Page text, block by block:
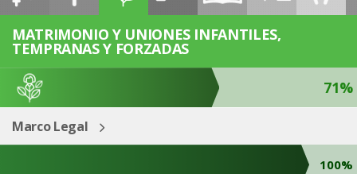
ESP ENG
MATRIMONIO Y UNIONES INFANTILES,
TEMPRANAS Y FORZADAS
71%
Marco Legal
100%